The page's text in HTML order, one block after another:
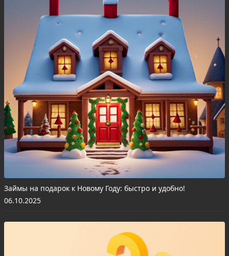
Займы на подарок к Новому Году: быстро и удобно!
06.10.2025